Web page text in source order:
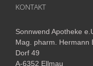
KONTAKT
Sonnwend Apotheke
Mag. pharm. Hermann
Dorf 49
A-6352 Ellmau